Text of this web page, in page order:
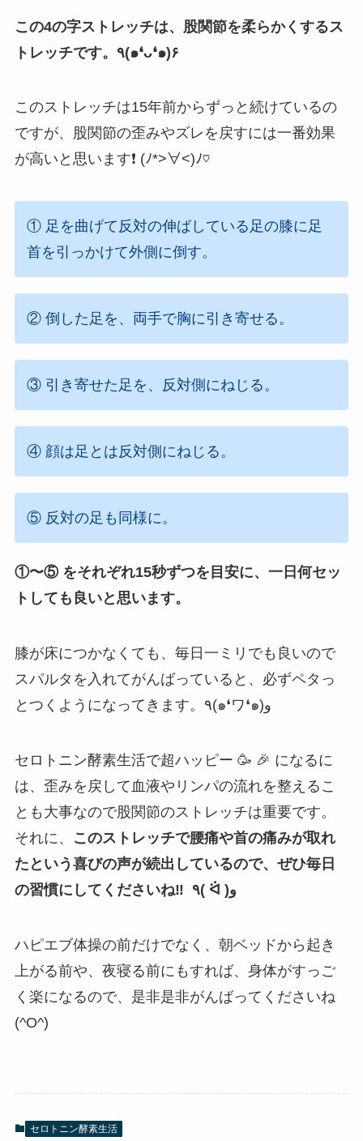
この4の字ストレッチは、股関節を柔らかくするス
トレッチです。٩(๑❛ᴗ❛๑)۶
このストレッチは15年前からずっと続けているの
ですが、股関節の歪みやズレを戻すには一番効果
が高いと思います❗️ (ﾉ*>∀<)ﾉ♡
① 足を曲げて反対の伸ばしている足の膝に足
首を引っかけて外側に倒す。
② 倒した足を、両手で胸に引き寄せる。
③ 引き寄せた足を、反対側にねじる。
④ 顔は足とは反対側にねじる。
⑤ 反対の足も同様に。
①〜⑤ をそれぞれ15秒ずつを目安に、一日何セッ
トしても良いと思います。
膝が床につかなくても、毎日一ミリでも良いので
スパルタを入れてがんばっていると、必ずペタっ
とつくようになってきます。٩(๑❛ワ❛๑)و
セロトニン酵素生活で超ハッピー 🥳 🎉 になるに
は、歪みを戻して血液やリンパの流れを整えるこ
とも大事なので股関節のストレッチは重要です。
それに、
このストレッチで腰痛や首の痛みが取れ
たという喜びの声が続出しているので、ぜひ毎日
の習慣にしてくださいね‼️ ٩( ᐛ )و
ハピエブ体操の前だけでなく、朝ベッドから起き
上がる前や、夜寝る前にもすれば、身体がすっご
く楽になるので、是非是非がんばってくださいね
(^O^)
セロトニン酵素生活